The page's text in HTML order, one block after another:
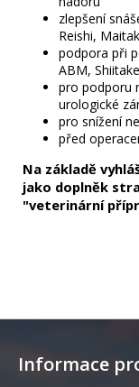
zlepšení
Reishi,
podpora při
ABM, Shiitake
pro podporu
urologické
pro snížení
před
Na základě
jako doplněk
"veterinární
Z
Informace